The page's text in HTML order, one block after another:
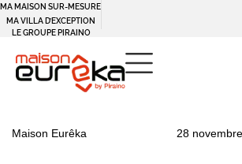
MA MAISON SUR-MESURE
MA VILLA D’EXCEPTION
LE GROUPE PIRAINO
IN:
Maison Eurêka
on:
28